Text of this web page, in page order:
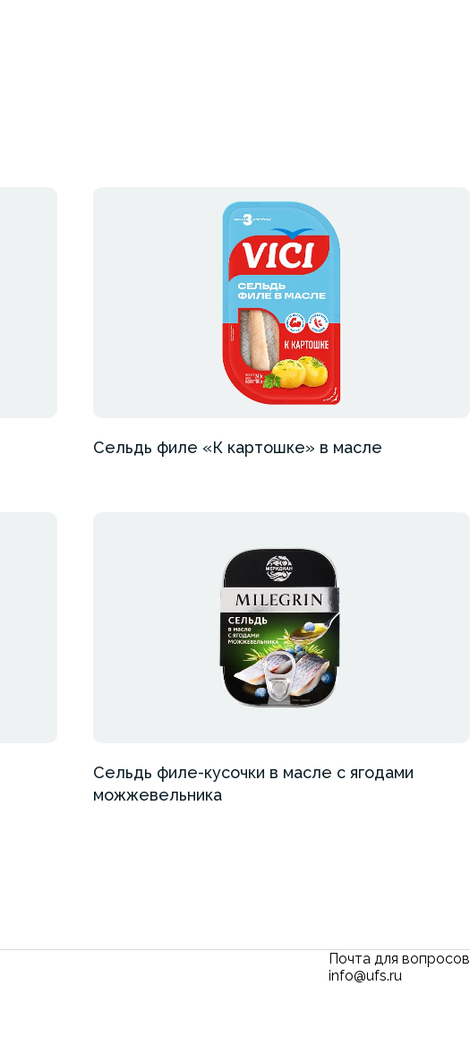
Сельдь филе «К картошке» в масле
Сельдь филе-кусочки в масле с ягодами
можжевельника
Почта для вопросов
info@ufs.ru